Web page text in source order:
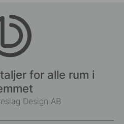
for alle rum i
Design AB